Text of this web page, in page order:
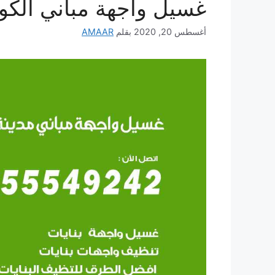
غسيل واجهة مباني
أغسطس 20, 2020 بقلم AMAAR